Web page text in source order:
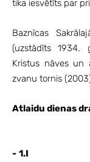
tika iesvētīts par
Baznīcas
(uzstādīts 1934.
Kristus nāves un
zvanu tornis
Atlaidu dienas
- 1.I
VJ